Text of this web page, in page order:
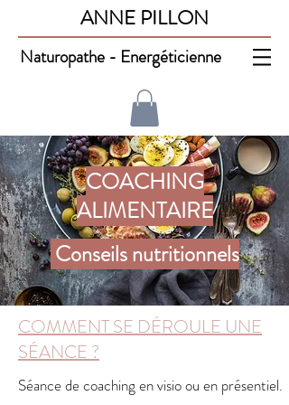
ANNE PILLON
Naturopathe - Energéticienne
COACHING
ALIMENTAIRE
Conseils nutritionnels
COMMENT SE DÉROULE UNE
SÉANCE ?
Séance de coaching en visio ou en présentiel.